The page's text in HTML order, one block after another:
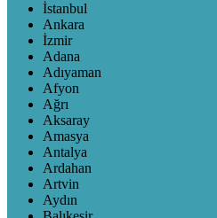
İstanbul
Ankara
İzmir
Adana
Adıyaman
Afyon
Ağrı
Aksaray
Amasya
Antalya
Ardahan
Artvin
Aydın